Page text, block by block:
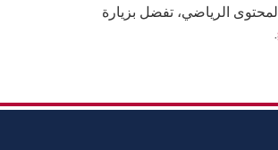
الرياضي، تفضل بزيارة
.